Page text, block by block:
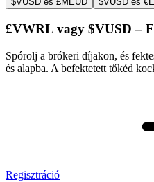
£VWRL vagy $VUSD –
Spórolj a brókeri díjakon, és
és alapba. A befektetett tőkéd
Regisztráció